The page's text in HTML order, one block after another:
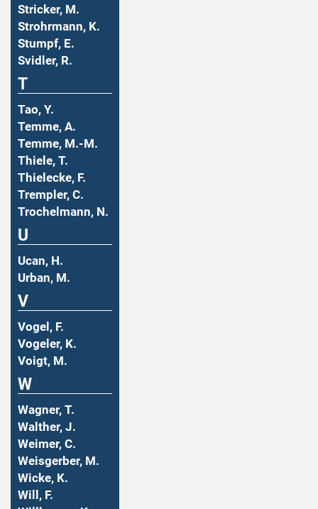
Stricker, M.
Strohrmann, K.
Stumpf, E.
Svidler, R.
T
Tao, Y.
Temme, A.
Temme, M.-M.
Thiele, T.
Thielecke, F.
Trempler, C.
Trochelmann, N.
U
Ucan, H.
Urban, M.
V
Vogel, F.
Vogeler, K.
Voigt, M.
W
Wagner, T.
Walther, J.
Weimer, C.
Weisgerber, M.
Wicke, K.
Will, F.